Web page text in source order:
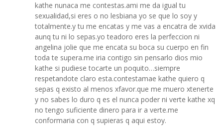
kathe nunaca me contestas.ami me da igual tu
sexualidad,si eres o no lesbiana yo se que lo soy y
totalmente.y tu me encatas y me vas a encatra de xvida
aunq tu ni lo sepas.yo teadoro eres la perfeccion ni
angelina jolie que me encata su boca su cuerpo en fin
toda te supera.me iria contigo sin pensarlo dios mio
kathe si pudiese tocarte un poquito…siempre
respetandote claro esta.contestamae kathe quiero q
sepas q existo al menos xfavor.que me muero xtenerte
y no sabes lo duro q es el nunca poder ni verte kathe xq
no tengo suficiente dinero para ir a verte.me
conformaria con q supieras q aqui estoy.